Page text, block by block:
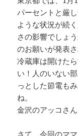
パーセントと厳
ような状況が続
さの影響でしょ
のお願いが発表さ
冷蔵庫は開けた
い！人のいない
っとした節電も
ね。
金沢のアッコさ
さて、今回のマ